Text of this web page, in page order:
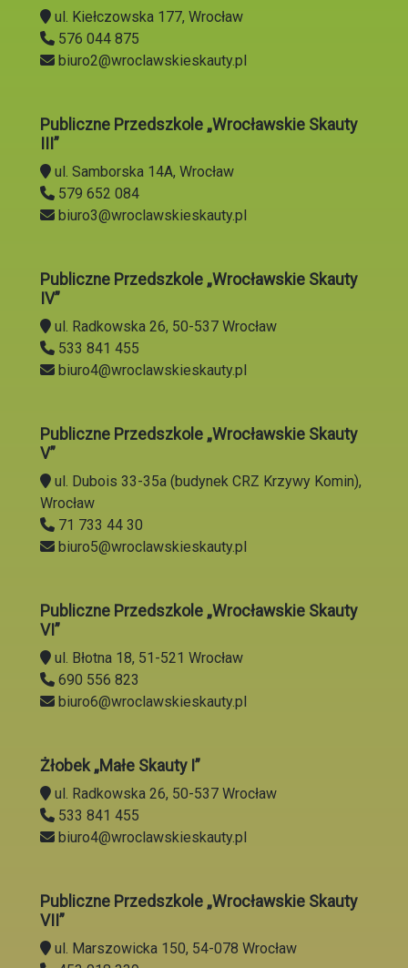
ul. Kiełczowska 177, Wrocław
576 044 875
biuro2@wroclawskieskauty.pl
Publiczne Przedszkole „Wrocławskie Skauty
III”
ul. Samborska 14A, Wrocław
579 652 084
biuro3@wroclawskieskauty.pl
Publiczne Przedszkole „Wrocławskie Skauty
IV”
ul. Radkowska 26, 50-537 Wrocław
533 841 455
biuro4@wroclawskieskauty.pl
Publiczne Przedszkole „Wrocławskie Skauty
V”
ul. Dubois 33-35a (budynek CRZ Krzywy Komin),
Wrocław
71 733 44 30
biuro5@wroclawskieskauty.pl
Publiczne Przedszkole „Wrocławskie Skauty
VI”
ul. Błotna 18, 51-521 Wrocław
690 556 823
biuro6@wroclawskieskauty.pl
Żłobek „Małe Skauty I”
ul. Radkowska 26, 50-537 Wrocław
533 841 455
biuro4@wroclawskieskauty.pl
Publiczne Przedszkole „Wrocławskie Skauty
VII”
ul. Marszowicka 150, 54-078 Wrocław